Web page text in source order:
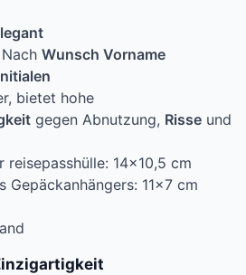
Wunsch Vorname
bietet hohe
gegen Abnutzung, Risse und
reisepasshülle: 14×10,5 cm
Gepäckanhängers: 11×7 cm